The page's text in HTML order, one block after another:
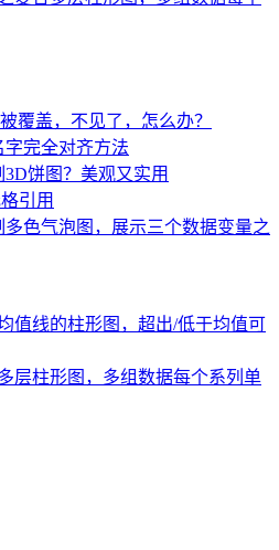
覆盖，不见了，怎么办？
字完全对齐方法
3D饼图？美观又实用
引用
多色气泡图，展示三个数据变量之
值线的柱形图，超出/低于均值可
层柱形图，多组数据每个系列单